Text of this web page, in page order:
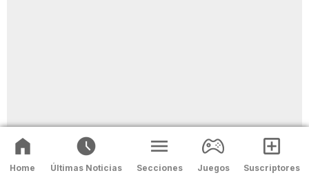
Home Últimas Noticias Secciones Juegos Suscriptores